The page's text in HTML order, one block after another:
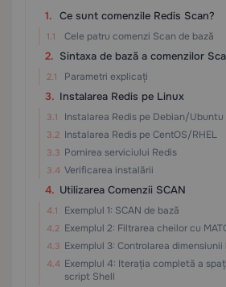
Ce sunt comenzile Redis Scan?
Cele patru comenzi Scan de bază
Sintaxa de bază a comenzilor
Parametri explicați
Instalarea Redis pe Linux
Instalarea Redis pe Debian/Ubuntu
Instalarea Redis pe CentOS/RHEL
Pornirea serviciului Redis
Verificarea instalării
Utilizarea Comenzii SCAN
Exemplul 1: SCAN de bază
Exemplul 2: Filtrarea cheilor cu
Exemplul 3: Controlarea
Exemplul 4: Iterația completă a
script Shell